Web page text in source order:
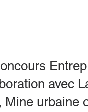
avec
Mine urbaine